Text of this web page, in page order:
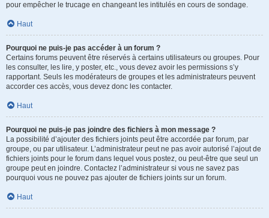
pour empêcher le trucage en changeant les intitulés en cours de sondage.
Haut
Pourquoi ne puis-je pas accéder à un forum ?
Certains forums peuvent être réservés à certains utilisateurs ou groupes. Pour
les consulter, les lire, y poster, etc., vous devez avoir les permissions s’y
rapportant. Seuls les modérateurs de groupes et les administrateurs peuvent
accorder ces accès, vous devez donc les contacter.
Haut
Pourquoi ne puis-je pas joindre des fichiers à mon message ?
La possibilité d’ajouter des fichiers joints peut être accordée par forum, par
groupe, ou par utilisateur. L’administrateur peut ne pas avoir autorisé l’ajout de
fichiers joints pour le forum dans lequel vous postez, ou peut-être que seul un
groupe peut en joindre. Contactez l’administrateur si vous ne savez pas
pourquoi vous ne pouvez pas ajouter de fichiers joints sur un forum.
Haut